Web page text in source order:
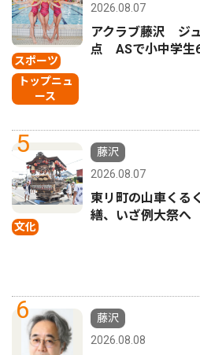
スポーツ
トップニュ
ース
2026.08.07
アクラブ藤沢 ジ
点 ASで小中学生
5
文化
藤沢
2026.08.07
東リ町の山車く
繕、いざ例大祭へ
6
藤沢
2026.08.08